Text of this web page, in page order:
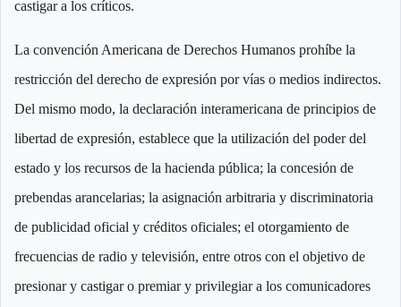
castigar a los críticos.
La convención Americana de Derechos Humanos prohíbe la
restricción del derecho de expresión por vías o medios indirectos.
Del mismo modo, la declaración interamericana de principios de
libertad de expresión, establece que la utilización del poder del
estado y los recursos de la hacienda pública; la concesión de
prebendas arancelarias; la asignación arbitraria y discriminatoria
de publicidad oficial y créditos oficiales; el otorgamiento de
frecuencias de radio y televisión, entre otros con el objetivo de
presionar y castigar o premiar y privilegiar a los comunicadores